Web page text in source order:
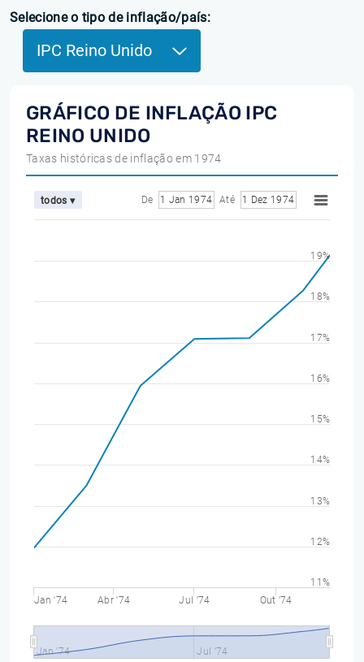
Selecione o tipo de inflação/país:
IPC Reino Unido
GRÁFICO DE INFLAÇÃO IPC
REINO UNIDO
Taxas históricas de inflação em 1974
todos ▾ De 1 Jan 1974 Até 1 Dez 1974
Jan '74 Abr '74 Jul '74 Out '74
Jan '74 Jul '74
11%
12%
13%
14%
15%
16%
17%
18%
19%